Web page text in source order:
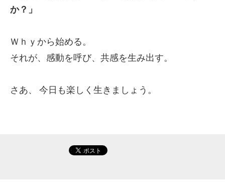
か？」
Ｗｈｙから始める。
それが、感動を呼び、共感を生み出す。
さあ、 今日も楽しく生きましょう。